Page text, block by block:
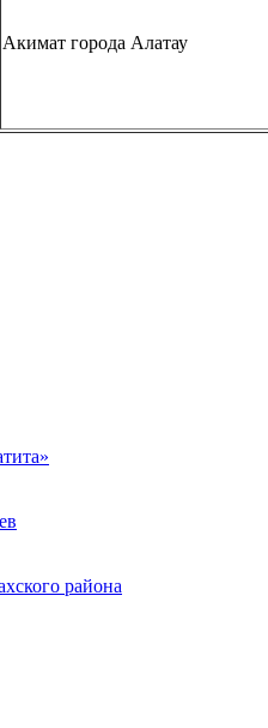
Акимат города Алатау
района